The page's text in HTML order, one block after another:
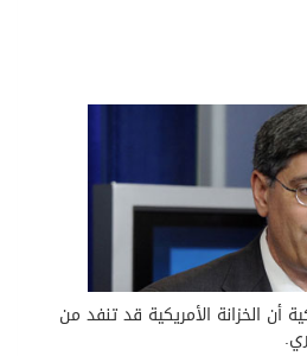
أن الخزانة الأمريكية قد تنفد من